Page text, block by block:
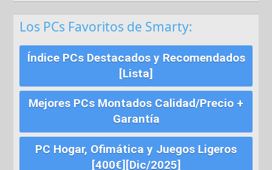
Los PCs Favoritos de Smarty:
Índice PCs Destacados y Recomendados
[Lista]
Mejores PCs Montados Calidad/Precio +
Garantía
PC Hogar, Ofimática y Juegos Ligeros
[400€][Dic/2025]